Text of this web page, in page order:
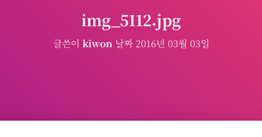
img_5112.jpg
글쓴이 kiwon날짜 2016년 03월 03일